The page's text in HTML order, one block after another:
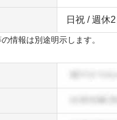
日祝 / 週休
情報は別途明示します。